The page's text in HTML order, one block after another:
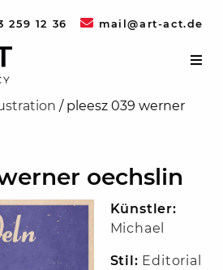
259 12 36 mail@art-act.de
/ pleesz 039 werner
oechslin
Künstler:
Michael
Stil: Editorial